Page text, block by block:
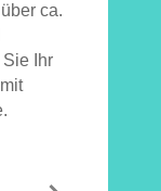
ca.
Ihr